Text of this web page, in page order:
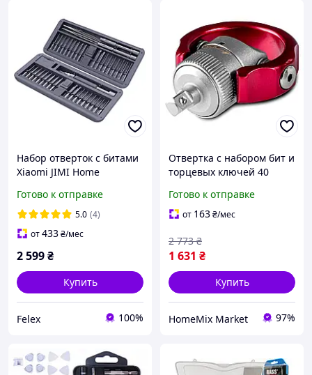
Набор отверток с битами
Xiaomi JIMI Home
GNT80)
Готово к отправке
5.0 (4)
от433₴/мес
2 599₴
Купить
Felex 100%
Отвертка с набором бит и
торцевых ключей 40
серебристый Trotec HM-
9512
Готово к отправке
от 163₴/мес
1 631 ₴
2 773 ₴
Купить
HomeMix Market 97%